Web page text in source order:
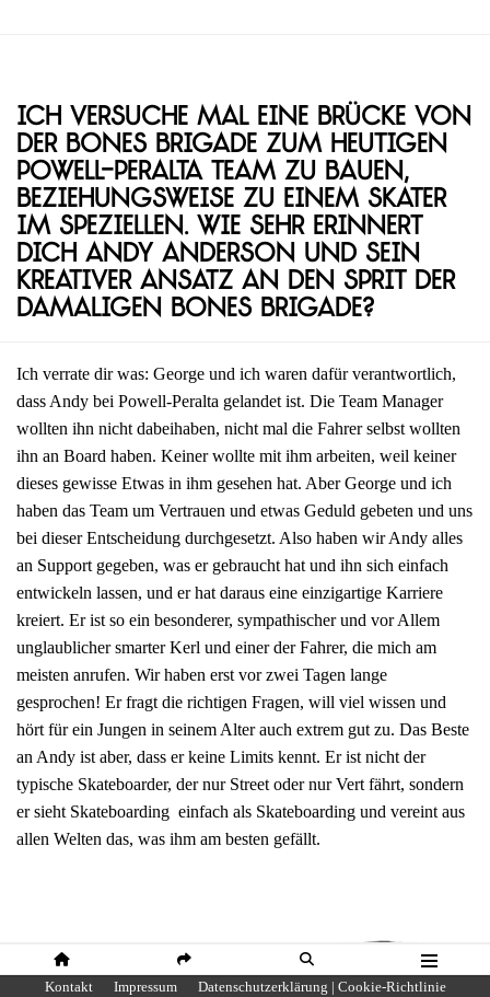
HOME SHARE SUCHE MENÜ
Ich versuche mal eine Brücke von
der Bones Brigade zum heutigen
Powell-Peralta Team zu bauen,
beziehungsweise zu einem Skater
im Speziellen. Wie sehr erinnert
dich Andy Anderson und sein
kreativer Ansatz an den Sprit der
damaligen Bones Brigade?
Ich verrate dir was: George und ich waren dafür verantwortlich,
dass Andy bei Powell-Peralta gelandet ist. Die Team Manager
wollten ihn nicht dabeihaben, nicht mal die Fahrer selbst wollten
ihn an Board haben. Keiner wollte mit ihm arbeiten, weil keiner
dieses gewisse Etwas in ihm gesehen hat. Aber George und ich
haben das Team um Vertrauen und etwas Geduld gebeten und uns
bei dieser Entscheidung durchgesetzt. Also haben wir Andy alles
an Support gegeben, was er gebraucht hat und ihn sich einfach
entwickeln lassen, und er hat daraus eine einzigartige Karriere
kreiert. Er ist so ein besonderer, sympathischer und vor Allem
unglaublicher smarter Kerl und einer der Fahrer, die mich am
meisten anrufen. Wir haben erst vor zwei Tagen lange
gesprochen! Er fragt die richtigen Fragen, will viel wissen und
hört für ein Jungen in seinem Alter auch extrem gut zu. Das Beste
an Andy ist aber, dass er keine Limits kennt. Er ist nicht der
typische Skateboarder, der nur Street oder nur Vert fährt, sondern
er sieht Skateboarding einfach als Skateboarding und vereint aus
allen Welten das, was ihm am besten gefällt.
Kontakt Impressum Datenschutzerklärung | Cookie-Richtlinie